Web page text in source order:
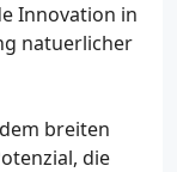
Innovation in
natuerlicher
breiten
die